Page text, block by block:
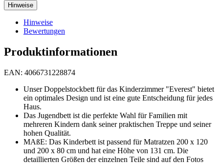
Hinweise
Hinweise
Bewertungen
Produktinformationen
EAN: 4066731228874
Unser Doppelstockbett für das Kinderzimmer "Everest" bietet
ein optimales Design und ist eine gute Entscheidung für jedes
Haus.
Das Jugendbett ist die perfekte Wahl für Familien mit
mehreren Kindern dank seiner praktischen Treppe und seiner
hohen Qualität.
MAßE: Das Kinderbett ist passend für Matratzen 200 x 120
und 200 x 80 cm und hat eine Höhe von 131 cm. Die
detaillierten Größen der einzelnen Teile sind auf den Fotos